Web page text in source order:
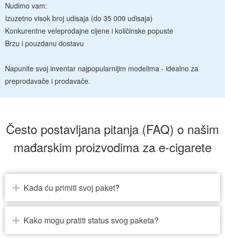
Nudimo vam:
Izuzetno visok broj udisaja (do 35 000 udisaja)
Konkurentne veleprodajne cijene i količinske popuste
Brzu i pouzdanu dostavu
Napunite svoj inventar najpopularnijim modelima - idealno za
preprodavače i prodavače.
Često postavljana pitanja (FAQ) o našim
mađarskim proizvodima za e-cigarete
Kada ću primiti svoj paket?
Kako mogu pratiti status svog paketa?